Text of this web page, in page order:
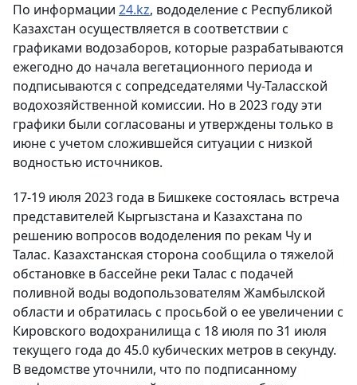
По информации 24.kz, вододеление с Республикой
Казахстан осуществляется в соответствии с
графиками водозаборов, которые разрабатываются
ежегодно до начала вегетационного периода и
подписываются с сопредседателями Чу-Таласской
водохозяйственной комиссии. Но в 2023 году эти
графики были согласованы и утверждены только в
июне с учетом сложившейся ситуации с низкой
водностью источников.
17-19 июля 2023 года в Бишкеке состоялась встреча
представителей Кыргызстана и Казахстана по
решению вопросов вододеления по рекам Чу и
Талас. Казахстанская сторона сообщила о тяжелой
обстановке в бассейне реки Талас с подачей
поливной воды водопользователям Жамбылской
области и обратилась с просьбой о ее увеличении с
Кировского водохранилища с 18 июля по 31 июля
текущего года до 45.0 кубических метров в секунду.
В ведомстве уточнили, что по подписанному